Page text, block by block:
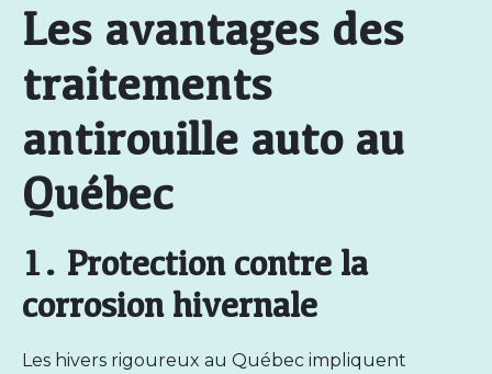
Les avantages des
traitements
antirouille auto au
Québec
1. Protection contre la
corrosion hivernale
Les hivers rigoureux au Québec impliquent